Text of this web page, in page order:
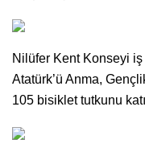
Nilüfer Kent Konseyi
Atatürk’ü Anma,
105 bisiklet tutkunu